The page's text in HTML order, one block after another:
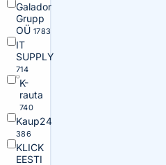
Galador
Grupp
OÜ 1783
IT
SUPPLY
714
K-
rauta
740
Kaup24
386
KLICK
EESTI